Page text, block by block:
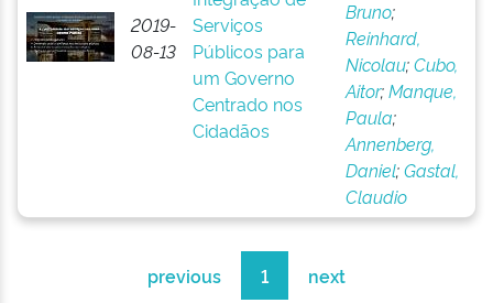
2019-
08-13
Serviços
Públicos para
um Governo
Centrado nos
Cidadãos
Bruno;
Reinhard,
Nicolau;Cubo,
Aitor;Manque,
Paula;
Annenberg,
Daniel;Gastal,
Claudio
previous 1 next